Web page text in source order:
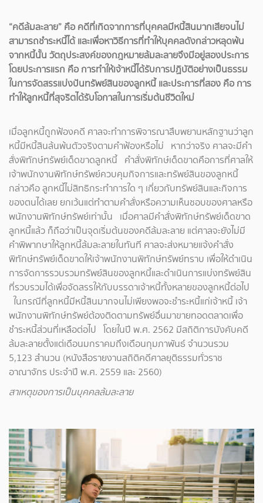
“คดีล้มละลาย” คือ คดีที่เกิดจากการที่บุคคลมีหนี้สินมากเสียจนไม่
สามารถชำระหนี้ได้ และเพื่อหาวิธีการที่ทำให้บุคคลดังกล่าวหลุดพ้น
จากหนี้นั้น วัตถุประสงค์ของกฎหมายล้มละลายจึงมีอยู่สองประการ
โดยประการแรก คือ การทำให้เจ้าหนี้ได้รับการปฏิบัติอย่างเป็นธรรม
ในการจัดสรรแบ่งปันทรัพย์สินของลูกหนี้ และประการที่สอง คือ การ
ทำให้ลูกหนี้ที่สุจริตได้รับโอกาสในการเริ่มต้นชีวิตใหม่
เมื่อลูกหนี้ถูกฟ้องคดี ศาลจะทำการพิจารณาสืบพยานหลักฐานว่าลูก
หนี้มีหนี้สินล้นพ้นตัวจริงตามคำฟ้องหรือไม่ หากว่าจริง ศาลจะมีคำ
สั่งพิทักษ์ทรัพย์เด็ดขาดลูกหนี้ คำสั่งพิทักษ์เด็ดขาดคือการที่ศาลให้
เจ้าพนักงานพิทักษ์ทรัพย์ควบคุมกิจการและทรัพย์สินของลูกหนี้
กล่าวคือ ลูกหนี้ไม่สิทธิกระทำการใด ๆ เกี่ยวกับทรัพย์สินและกิจการ
ของตนได้เลย ยกเว้นแต่ทำตามคำสั่งหรือความเห็นชอบของศาลหรือ
พนักงานพิทักษ์ทรัพย์เท่านั้น เมื่อศาลมีคำสั่งพิทักษ์ทรัพย์เด็ดขาด
ลูกหนี้แล้ว ก็ถือว่าเป็นจุดเริ่มต้นของคดีล้มละลาย แต่ศาลจะยังไม่มี
คำพิพากษาให้ลูกหนี้ล้มละลายในทันที ศาลจะส่งหมายแจ้งคำสั่ง
พิทักษ์ทรัพย์เด็ดขาดให้เจ้าพนักงานพิทักษ์ทรัพย์ทราบ เพื่อให้ดำเนิน
การจัดการรวบรวมทรัพย์สินของลูกหนี้และดำเนินการแบ่งทรัพย์สิน
ที่รวบรวมได้เพื่อจัดสรรให้กับบรรดาเจ้าหนี้ทั้งหลายของลูกหนี้ต่อไป
ในกรณีที่ลูกหนี้มีหนี้สินมากจนไม่เพียงพอจะชำระหนี้แก่เจ้าหนี้ เจ้า
พนักงานพิทักษ์ทรัพย์ต้องติดตามทรัพย์อื่นมาขายทอดตลาดเพื่อ
ชำระหนี้ส่วนที่เหลือต่อไป โดยในปี พ.ศ. 2562 มีสถิติการบังคับคดี
ล้มละลายตั้งแต่เดือนมกราคมถึงเดือนกุมภาพันธ์ จำนวนรวม
5,123 สำนวน (หนังสือรายงานสถิติคดีศาลยุติธรรมทั่วราช
อาณาจักร ประจำปี พ.ศ. 2559 และ 2560)
สาเหตุของการเป็นบุคคลล้มละลาย